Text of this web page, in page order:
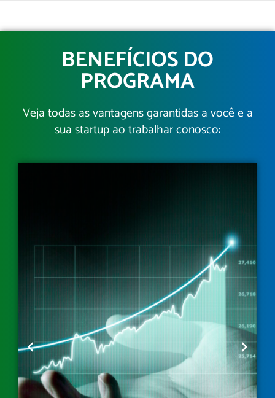
BENEFÍCIOS DO
PROGRAMA
Veja todas as vantagens garantidas a você e a
sua startup ao trabalhar conosco: